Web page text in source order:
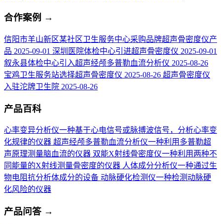
合作案例 →
信阳市羊山新区某社区卫生服务中心采购品牌超声骨密度仪产
品 2025-09-01 深圳医院体检中心引进超声骨密度仪 2025-09-01
叙永县体检中心引入超声经颅多普勒血流分析仪 2025-08-26
宝鸡卫生服务站选择超声骨密度仪 2025-08-26 超声骨密度仪
入驻沱牌卫生院 2025-08-26
产品百科
心率变异分析仪一种基于心电信号或脉搏波信号，分析心率变
化规律的仪器 超声经颅多普勒血流分析仪一种利用多普勒超
声原理测量脑血流的仪器 双能X射线骨密度仪一种利用两种不
同能量的X射线测量骨密度的仪器 人体成分分析仪一种通过生
物电阻抗分析体成分的设备 动脉硬化检测仪一种检测动脉硬
化风险的仪器
产品问答 →